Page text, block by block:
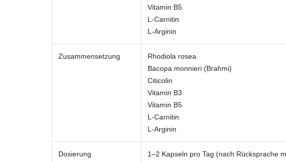
Vitamin B5
L-Carnitin
L-Arginin
Zusammensetzung
Rhodiola rosea
Bacopa monnieri (Brahmi)
Citicolin
Vitamin B3
Vitamin B5
L-Carnitin
L-Arginin
Dosierung 1–2 Kapseln pro Tag (nach Rücksprache